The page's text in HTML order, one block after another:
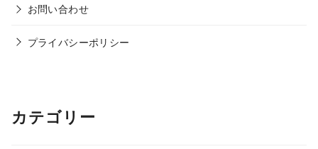
お問い合わせ
プライバシーポリシー
カテゴリー